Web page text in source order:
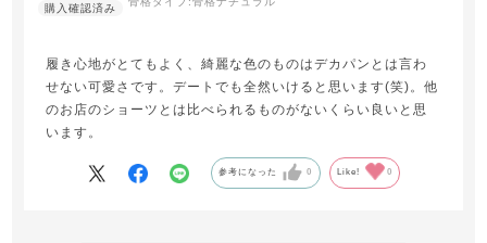
履き心地がとてもよく、綺麗な色のものはデカパンとは言わ
せない可愛さです。デートでも全然いけると思います(笑)。他
のお店のショーツとは比べられるものがないくらい良いと思
います。
参考になった 0 Like! 0